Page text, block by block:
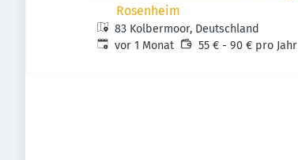
Rosenheim
83 Kolbermoor, Deutschland
Veröffentlicht:
vor 1 Monat 55 € - 90 € pro Jahr